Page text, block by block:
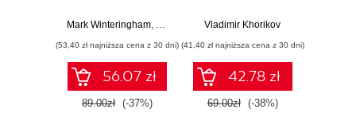
Mark Winteringham Nicola Martin (Przedmowa)
(53,40 zł najniższa cena z 30 dni)
56.07 zł
89.00zł (-37%)
Vladimir Khorikov
(41,40 zł najniższa cena z 30 dni)
42.78 zł
69.00zł (-38%)